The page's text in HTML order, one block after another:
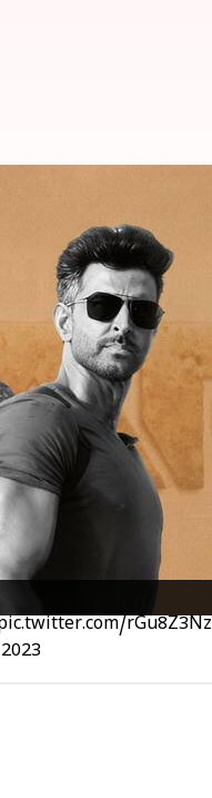
రోషన్ తో
అయ్యింది. ఆర్ఆర్ఆర్
జూనియర్
డైరెక్ట్
ఎన్టీఆర్ 30
ఎన్టీఆర్
2’…